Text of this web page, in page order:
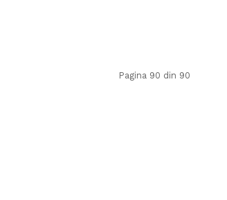
Pagina 90 din 90